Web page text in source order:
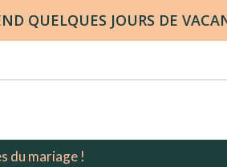
QUELQUES JOURS DE
du mariage !